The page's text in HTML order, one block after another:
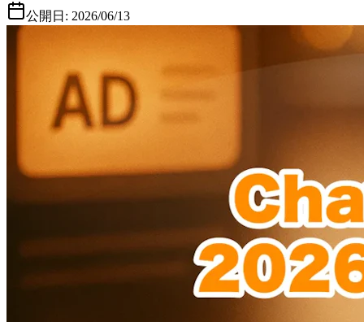
公開日: 2026/06/13